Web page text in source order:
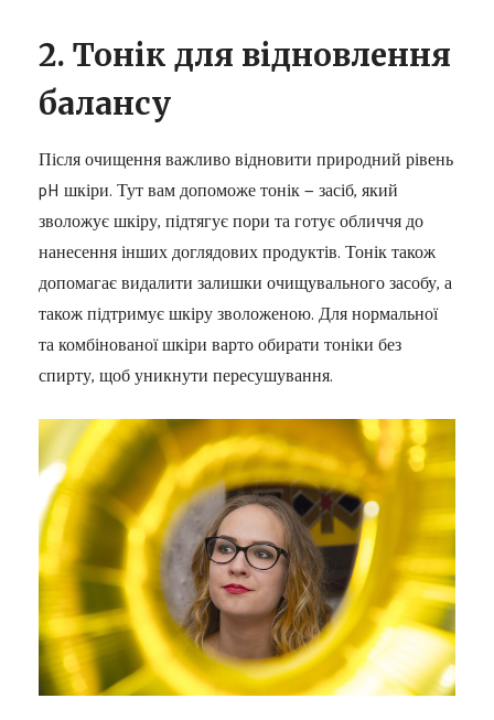
2. Тонік для відновлення
балансу
Після очищення важливо відновити природний рівень
pH шкіри. Тут вам допоможе тонік — засіб, який
зволожує шкіру, підтягує пори та готує обличчя до
нанесення інших доглядових продуктів. Тонік також
допомагає видалити залишки очищувального засобу, а
також підтримує шкіру зволоженою. Для нормальної
та комбінованої шкіри варто обирати тоніки без
спирту, щоб уникнути пересушування.